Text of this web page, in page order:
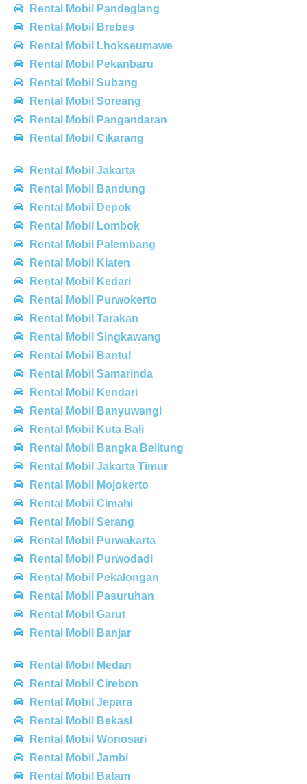
Rental Mobil Pandeglang
Rental Mobil Brebes
Rental Mobil Lhokseumawe
Rental Mobil Pekanbaru
Rental Mobil Subang
Rental Mobil Soreang
Rental Mobil Pangandaran
Rental Mobil Cikarang
Rental Mobil Jakarta
Rental Mobil Bandung
Rental Mobil Depok
Rental Mobil Lombok
Rental Mobil Palembang
Rental Mobil Klaten
Rental Mobil Kedari
Rental Mobil Purwokerto
Rental Mobil Tarakan
Rental Mobil Singkawang
Rental Mobil Bantul
Rental Mobil Samarinda
Rental Mobil Kendari
Rental Mobil Banyuwangi
Rental Mobil Kuta Bali
Rental Mobil Bangka Belitung
Rental Mobil Jakarta Timur
Rental Mobil Mojokerto
Rental Mobil Cimahi
Rental Mobil Serang
Rental Mobil Purwakarta
Rental Mobil Purwodadi
Rental Mobil Pekalongan
Rental Mobil Pasuruhan
Rental Mobil Garut
Rental Mobil Banjar
Rental Mobil Medan
Rental Mobil Cirebon
Rental Mobil Jepara
Rental Mobil Bekasi
Rental Mobil Wonosari
Rental Mobil Jambi
Rental Mobil Batam